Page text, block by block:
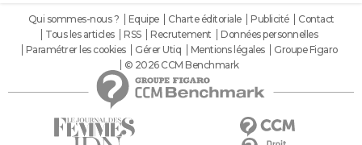
Qui sommes-nous ? Equipe Charte éditoriale Publicité
Contact
Tous les articles
RSS Recrutement
Données personnelles
Paramétrer les cookies
Gérer Utiq Mentions légales
Groupe Figaro
© 2026 CCM Benchmark